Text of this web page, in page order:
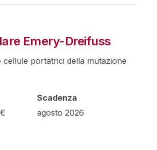
Emery-Dreifuss
cellule portatrici della mutazione
Scadenza
agosto 2026